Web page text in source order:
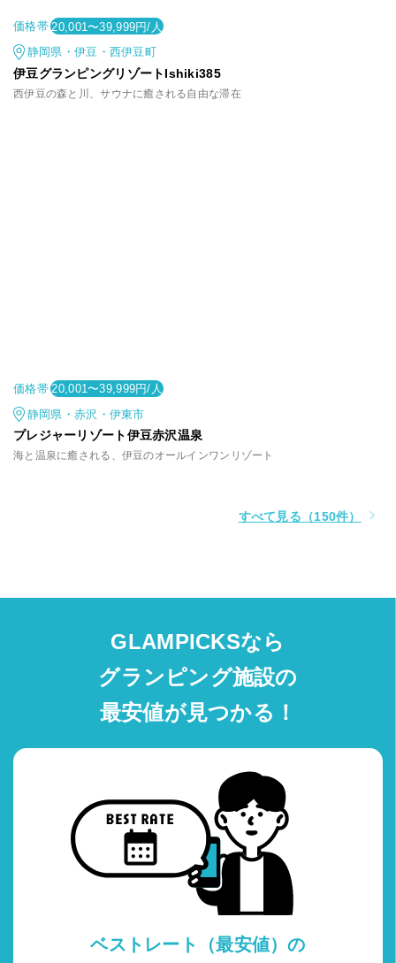
価格帯 20,001〜39,999円/人
静岡県・伊豆・西伊豆町
伊豆グランピングリゾートIshiki385
西伊豆の森と川、サウナに癒される自由な滞在
価格帯 20,001〜39,999円/人
静岡県・赤沢・伊東市
プレジャーリゾート伊豆赤沢温泉
海と温泉に癒される、伊豆のオールインワンリゾート
すべて見る（150件）
GLAMPICKSなら
グランピング施設の
最安値が見つかる！
ベストレート（最安値）の